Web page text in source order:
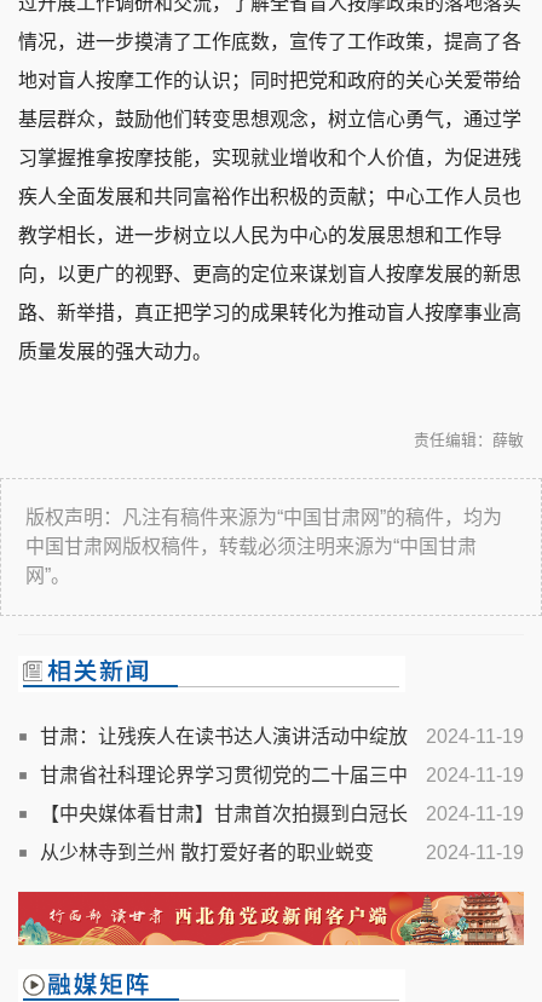
情况，进一步摸清了工作底数，宣传了工作政策，提高了各
地对盲人按摩工作的认识；同时把党和政府的关心关爱带给
基层群众，鼓励他们转变思想观念，树立信心勇气，通过学
习掌握推拿按摩技能，实现就业增收和个人价值，为促进残
疾人全面发展和共同富裕作出积极的贡献；中心工作人员也
教学相长，进一步树立以人民为中心的发展思想和工作导
向，以更广的视野、更高的定位来谋划盲人按摩发展的新思
路、新举措，真正把学习的成果转化为推动盲人按摩事业高
质量发展的强大动力。
责任编辑：薛敏
版权声明：凡注有稿件来源为“中国甘肃网”的稿件，均为
中国甘肃网版权稿件，转载必须注明来源为“中国甘肃
网”。
2024-11-19
甘肃：让残疾人在读书达人演讲活动中绽放
生命精彩
2024-11-19
甘肃省社科理论界学习贯彻党的二十届三中
全会精神理论研讨会发言摘编（下）
2024-11-19
【中央媒体看甘肃】甘肃首次拍摄到白冠长
尾雉珍贵影像 曾被怀疑已区域性灭绝
2024-11-19
从少林寺到兰州 散打爱好者的职业蜕变